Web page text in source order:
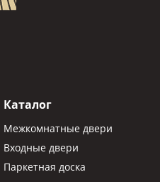
Каталог
Межкомнатные двери
Входные двери
Паркетная доска